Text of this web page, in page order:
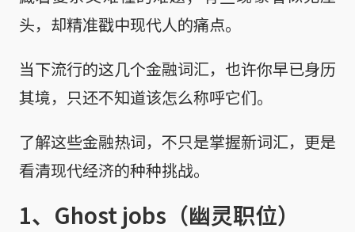
头，却精准戳中现代人的痛点。
当下流行的这几个金融词汇，也许你早已身历
其境，只还不知道该怎么称呼它们。
了解这些金融热词，不只是掌握新词汇，更是
看清现代经济的种种挑战。
1、Ghost jobs（幽灵职位）